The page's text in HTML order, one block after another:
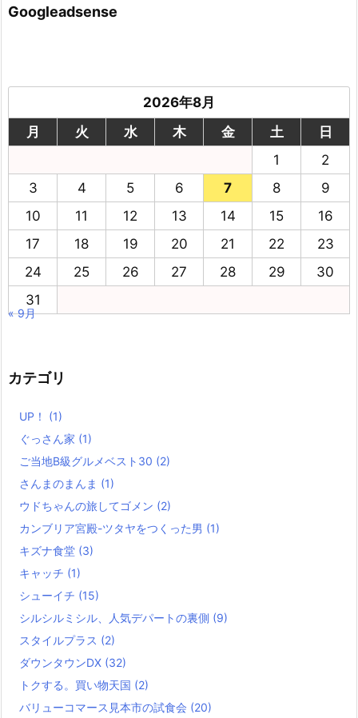
Googleadsense
2026年8月
月
火 水 木 金 土
日
1
2
3
4 5 6 7 8
9
10
11 12 13 14 15
16
17
18 19 20 21 22
23
24
25 26 27 28 29
30
31
« 9月
カテゴリ
UP！ (1)
ぐっさん家 (1)
ご当地B級グルメベスト30 (2)
さんまのまんま (1)
ウドちゃんの旅してゴメン (2)
カンブリア宮殿-ツタヤをつくった男 (1)
キズナ食堂 (3)
キャッチ (1)
シューイチ (15)
シルシルミシル、人気デパートの裏側 (9)
スタイルプラス (2)
ダウンタウンDX (32)
トクする。買い物天国 (2)
バリューコマース見本市の試食会 (20)